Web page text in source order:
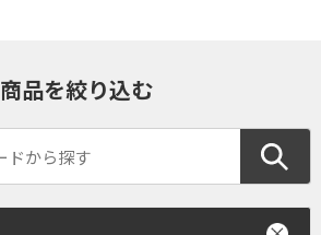
商品を絞り込む